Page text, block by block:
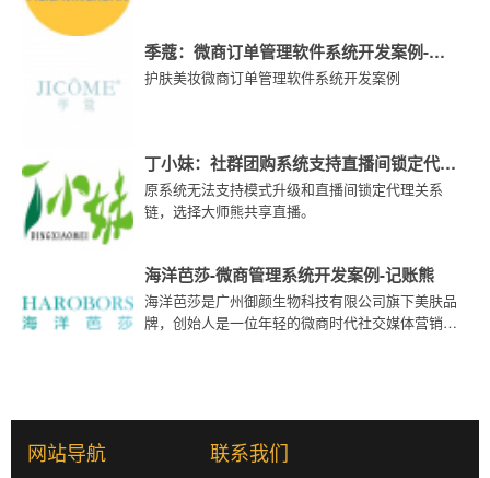
季蔻：微商订单管理软件系统开发案例-记
账熊
护肤美妆微商订单管理软件系统开发案例
丁小妹：社群团购系统支持直播间锁定代理
关系链-大师熊
原系统无法支持模式升级和直播间锁定代理关系
链，选择大师熊共享直播。
海洋芭莎-微商管理系统开发案例-记账熊
海洋芭莎是广州御颜生物科技有限公司旗下美肤品
牌，创始人是一位年轻的微商时代社交媒体营销创
网站导航 联系我们